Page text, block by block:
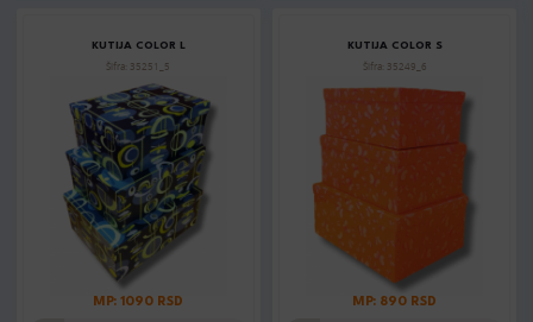
KUTIJA COLOR L
Šifra: 35251_5
MP: 1090 RSD
KUTIJA COLOR S
Šifra: 35249_6
MP: 890 RSD